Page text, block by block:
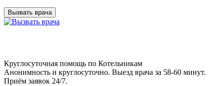
Вызвать врача
Круглосуточная помощь по Котельникам
Анонимность и круглосуточно. Выезд врача за 58-60 минут.
Приём заявок 24/7.